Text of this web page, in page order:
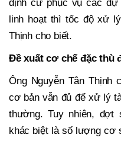
định cư phục vụ các dự
linh hoạt thì tốc độ xử
Thịnh cho biết.
Đề xuất cơ chế đặc thù
Ông Nguyễn Tân Thịnh
cơ bản vẫn đủ để xử lý
thường. Tuy nhiên, đợt
khác biệt là số lượng cơ